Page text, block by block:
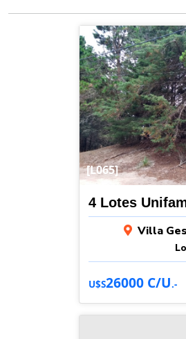
[L065]
4 Lotes
Villa
U$S26000 C/U.-